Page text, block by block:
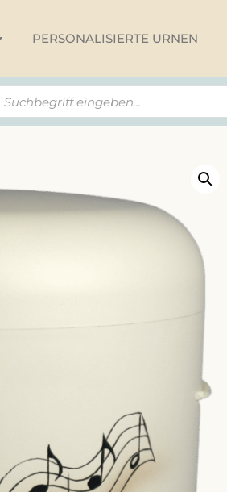
PERSONALISIERTE URNEN